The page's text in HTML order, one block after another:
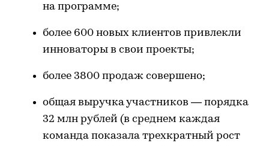
на программе;
более 600 новых клиентов привлекли
инноваторы в свои проекты;
более 3800 продаж совершено;
общая выручка участников — порядка
32 млн рублей (в среднем каждая
команда показала трехкратный рост